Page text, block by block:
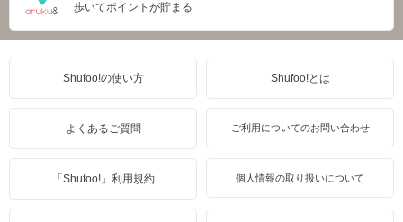
歩いてポイントが貯まる
Shufoo!の使い方 Shufoo!とは
よくあるご質問 ご利用についてのお問い合わせ
「Shufoo!」利用規約 個人情報の取り扱いについて